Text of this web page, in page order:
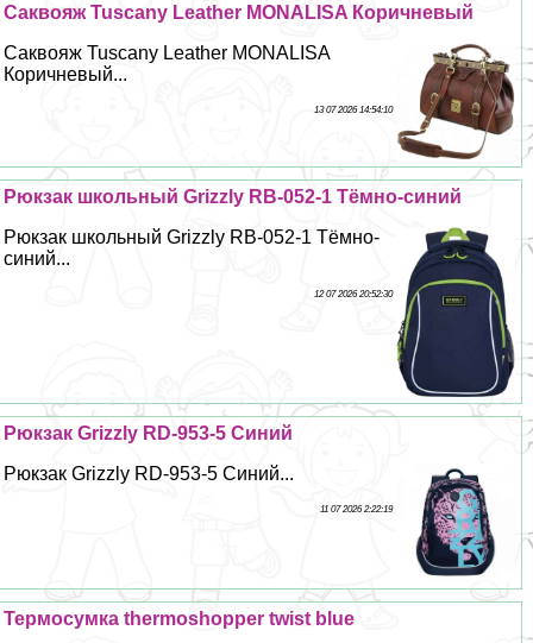
Саквояж Tuscany Leather MONALISA Коричневый
Саквояж Tuscany Leather MONALISA
Коричневый...
13 07 2026 14:54:10
Рюкзак школьный Grizzly RB-052-1 Тёмно-синий
Рюкзак школьный Grizzly RB-052-1 Тёмно-
синий...
12 07 2026 20:52:30
Рюкзак Grizzly RD-953-5 Синий
Рюкзак Grizzly RD-953-5 Синий...
11 07 2026 2:22:19
Термоcумка thermoshopper twist blue